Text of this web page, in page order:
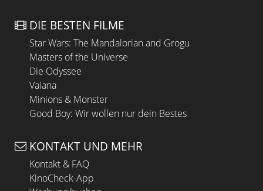
DIE BESTEN FILME
Star Wars: The Mandalorian and Grogu
Masters of the Universe
Die Odyssee
Vaiana
Minions & Monster
Good Boy: Wir wollen nur dein Bestes
KONTAKT UND MEHR
Kontakt & FAQ
KinoCheck-App